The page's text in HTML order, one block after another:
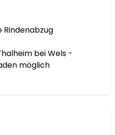
bei Wels -
möglich